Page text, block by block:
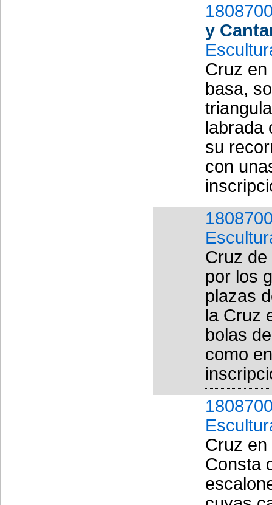
y
Cruz
basa,
labrada
su
con
Cruz
por los
plazas
la Cruz
bolas
como
Cruz
Consta